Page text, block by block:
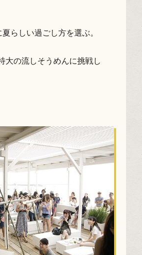
らしい過ごし方を選ぶ。
大の流しそうめんに挑戦し